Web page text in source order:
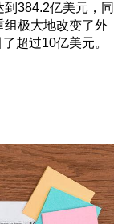
384.2亿美元，同
组极大地改变了外
超过10亿美元。